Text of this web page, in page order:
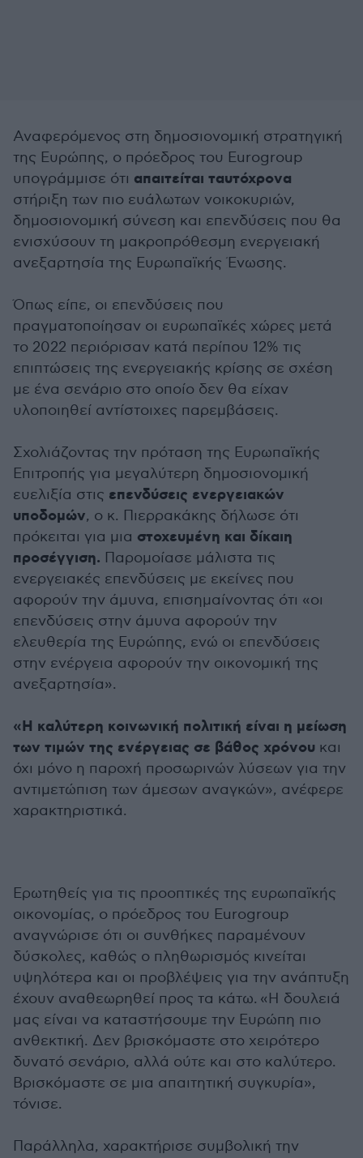
Αναφερόμενος στη δημοσιονομική στρατηγική
της Ευρώπης, ο πρόεδρος του Eurogroup
υπογράμμισε ότι απαιτείται ταυτόχρονα
στήριξη των πιο ευάλωτων νοικοκυριών,
δημοσιονομική σύνεση και επενδύσεις που θα
ενισχύσουν τη μακροπρόθεσμη ενεργειακή
ανεξαρτησία της Ευρωπαϊκής Ένωσης.
Όπως είπε, οι επενδύσεις που
πραγματοποίησαν οι ευρωπαϊκές χώρες μετά
το 2022 περιόρισαν κατά περίπου 12% τις
επιπτώσεις της ενεργειακής κρίσης σε σχέση
με ένα σενάριο στο οποίο δεν θα είχαν
υλοποιηθεί αντίστοιχες παρεμβάσεις.
Σχολιάζοντας την πρόταση της Ευρωπαϊκής
Επιτροπής για μεγαλύτερη δημοσιονομική
ευελιξία στις επενδύσεις ενεργειακών
υποδομών, ο κ. Πιερρακάκης δήλωσε ότι
πρόκειται για μια στοχευμένη και δίκαιη
προσέγγιση. Παρομοίασε μάλιστα τις
ενεργειακές επενδύσεις με εκείνες που
αφορούν την άμυνα, επισημαίνοντας ότι «οι
επενδύσεις στην άμυνα αφορούν την
ελευθερία της Ευρώπης, ενώ οι επενδύσεις
στην ενέργεια αφορούν την οικονομική της
ανεξαρτησία».
«Η καλύτερη κοινωνική πολιτική είναι η μείωση
των τιμών της ενέργειας σε βάθος χρόνου και
όχι μόνο η παροχή προσωρινών λύσεων για την
αντιμετώπιση των άμεσων αναγκών», ανέφερε
χαρακτηριστικά.
Ερωτηθείς για τις προοπτικές της ευρωπαϊκής
οικονομίας, ο πρόεδρος του Eurogroup
αναγνώρισε ότι οι συνθήκες παραμένουν
δύσκολες, καθώς ο πληθωρισμός κινείται
υψηλότερα και οι προβλέψεις για την ανάπτυξη
έχουν αναθεωρηθεί προς τα κάτω. «Η δουλειά
μας είναι να καταστήσουμε την Ευρώπη πιο
ανθεκτική. Δεν βρισκόμαστε στο χειρότερο
δυνατό σενάριο, αλλά ούτε και στο καλύτερο.
Βρισκόμαστε σε μια απαιτητική συγκυρία»,
τόνισε.
Παράλληλα, χαρακτήρισε συμβολική την